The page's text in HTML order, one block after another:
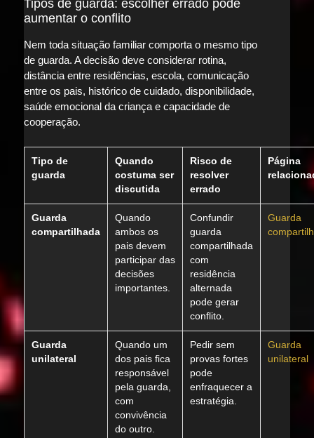
Tipos de guarda: escolher errado pode
aumentar o conflito
Nem toda situação familiar comporta o mesmo tipo
de guarda. A decisão deve considerar rotina,
distância entre residências, escola, comunicação
entre os pais, histórico de cuidado, disponibilidade,
saúde emocional da criança e capacidade de
cooperação.
Tipo de
guarda
Quando
costuma ser
discutida
Risco de
resolver
errado
Página
Guarda
compartilhada
Quando
ambos os
pais devem
participar das
decisões
importantes.
Confundir
guarda
compartilhada
com
residência
alternada
pode gerar
conflito.
Guarda
Guarda
unilateral
Quando um
dos pais fica
responsável
pela guarda,
com
convivência
do outro.
Pedir sem
provas fortes
pode
enfraquecer a
estratégia.
Guarda
unilateral